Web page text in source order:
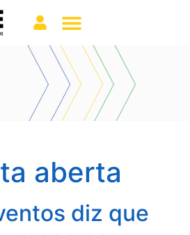
aberta
diz que